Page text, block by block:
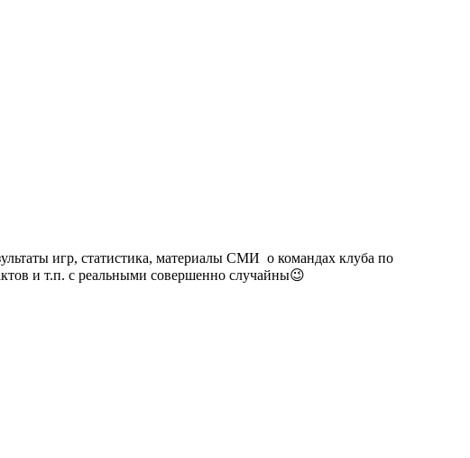
игр, статистика, материалы СМИ о командах клуба по
и т.п. с реальными совершенно случайны😉